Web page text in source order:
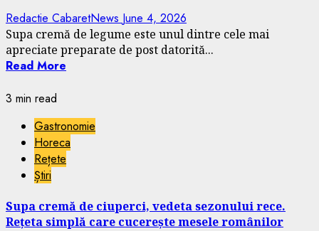
Redactie CabaretNews June 4, 2026
Supa cremă de legume este unul dintre cele mai
apreciate preparate de post datorită...
Read More
3 min read
Gastronomie
Horeca
Rețete
Știri
Supa cremă de ciuperci, vedeta sezonului rece.
Rețeta simplă care cucerește mesele românilor